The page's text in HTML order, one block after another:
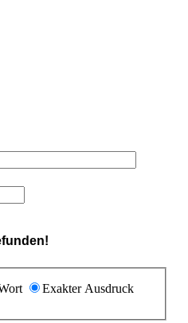
Exakter Ausdruck